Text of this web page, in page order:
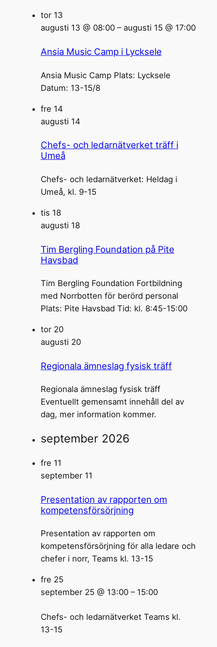
tor 13
augusti 13 @ 08:00– augusti 15 @ 17:00
Ansia Music Camp i Lycksele
Ansia Music Camp Plats: Lycksele
Datum: 13-15/8
fre 14
augusti 14
Chefs- och ledarnätverket träff i
Umeå
Chefs- och ledarnätverket: Heldag i
Umeå, kl. 9-15
tis 18
augusti 18
Tim Bergling Foundation på Pite
Havsbad
Tim Bergling Foundation Fortbildning
med Norrbotten för berörd personal
Plats: Pite Havsbad Tid: kl. 8:45-15:00
tor 20
augusti 20
Regionala ämneslag fysisk träff
Regionala ämneslag fysisk träff
Eventuellt gemensamt innehåll del av
dag, mer information kommer.
september 2026
fre 11
september 11
Presentation av rapporten om
kompetensförsörjning
Presentation av rapporten om
kompetensförsörjning för alla ledare och
chefer i norr, Teams kl. 13-15
fre 25
september 25 @ 13:00– 15:00
Chefs- och ledarnätverket Teams kl.
13-15